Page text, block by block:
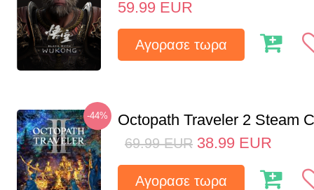
59.99 EUR
Αγορασε τωρα
-44% Octopath Traveler 2 Steam
69.99 EUR 38.99 EUR
Αγορασε τωρα